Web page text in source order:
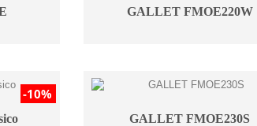
GALLET FMOE220W
-10%
GALLET FMOE230S